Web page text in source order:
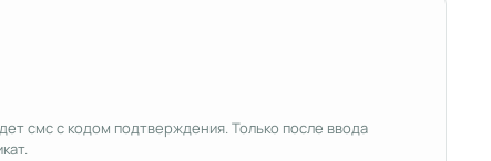
смс с кодом подтверждения. Только после ввода